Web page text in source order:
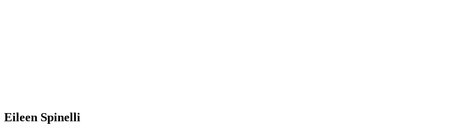
Eileen Spinelli